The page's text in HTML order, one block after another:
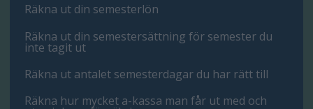
Räkna ut din semesterlön
Räkna ut din semestersättning för semester du
inte tagit ut
Räkna ut antalet semesterdagar du har rätt till
Räkna hur mycket a-kassa man får ut med och